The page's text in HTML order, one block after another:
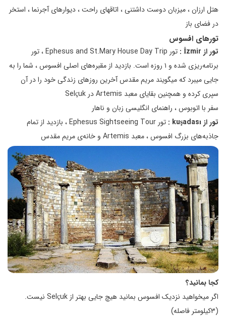
هتل ارزان ، میزبان دوست داشتنی ، اتاقهای راحت ، دیوارهای آجرنما ، استخر
در فضای باز
تورهای افسوس
تور از İzmir
:
تور Ephesus and St.Mary House Day Trip ، تور
برنامه‌ریزی شده و ۱ روزه است. بازدید از مقبره‌های اصلی افسوس ، شما را به
جایی میبرد که میگویند مریم مقدس آخرین روزهای زندگی خود را در آن
سپری کرده و همچنین بقایای معبد Artemis در Selçuk
سفر با اتوبوس ، راهنمای انگلیسی زبان و ناهار
تور ازkuşadası
:
تور Ephesus Sightseeing Tour ، بازدید از تمام
جاذبه‌های بزرگ افسوس ، معبد Artemis و خانه‌‌ی مریم مقدس
کجا بمانید؟
اگر میخواهید نزدیک افسوس بمانید هیچ جایی بهتر از Selçuk نیست.
(۳کیلومتر فاصله)